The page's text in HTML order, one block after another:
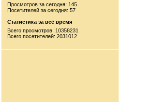
Просмотров за сегодня: 145
Посетителей за сегодня: 57
Статистика за всё время
Всего просмотров: 10358231
Всего посетителей: 2031012